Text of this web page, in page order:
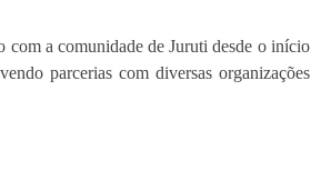
a comunidade de Juruti desde o início
parcerias com diversas organizações